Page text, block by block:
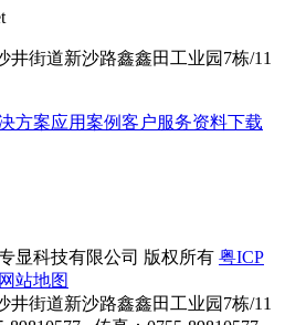
井街道新沙路鑫鑫田工业园7栋/11
方案应用案例客户服务资料下载
显科技有限公司 版权所有 粤ICP
网站地图
井街道新沙路鑫鑫田工业园7栋/11